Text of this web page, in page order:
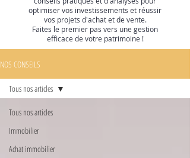
optimiser vos investissements et réussir
vos projets d'achat et de vente.
Faites le premier pas vers une gestion
efficace de votre patrimoine !
NOS CONSEILS
Tous nos articles
Immobilier
Achat immobilier
Tous nos articles